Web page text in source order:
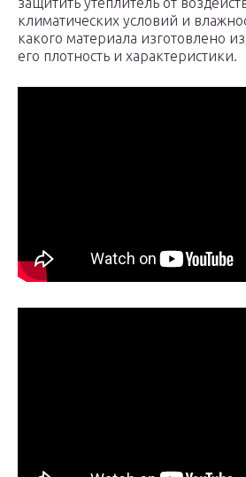
климатических условий и
какого материала изготовлено
его плотность и характеристики.